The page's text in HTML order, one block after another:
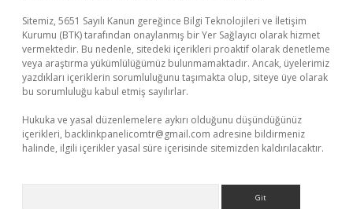
Sitemiz, 5651 Sayılı Kanun gereğince Bilgi Teknolojileri ve İletişim
Kurumu (BTK) tarafından onaylanmış bir Yer Sağlayıcı olarak hizmet
vermektedir. Bu nedenle, sitedeki içerikleri proaktif olarak denetleme
veya araştırma yükümlülüğümüz bulunmamaktadır. Ancak, üyelerimiz
yazdıkları içeriklerin sorumluluğunu taşımakta olup, siteye üye olarak
bu sorumluluğu kabul etmiş sayılırlar.
Hukuka ve yasal düzenlemelere aykırı olduğunu düşündüğünüz
içerikleri, backlinkpanelicomtr@gmail.com adresine bildirmeniz
halinde, ilgili içerikler yasal süre içerisinde sitemizden kaldırılacaktır.